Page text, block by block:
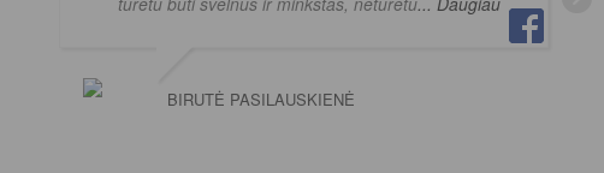
BIRUTĖ PASILAUSKIENĖ